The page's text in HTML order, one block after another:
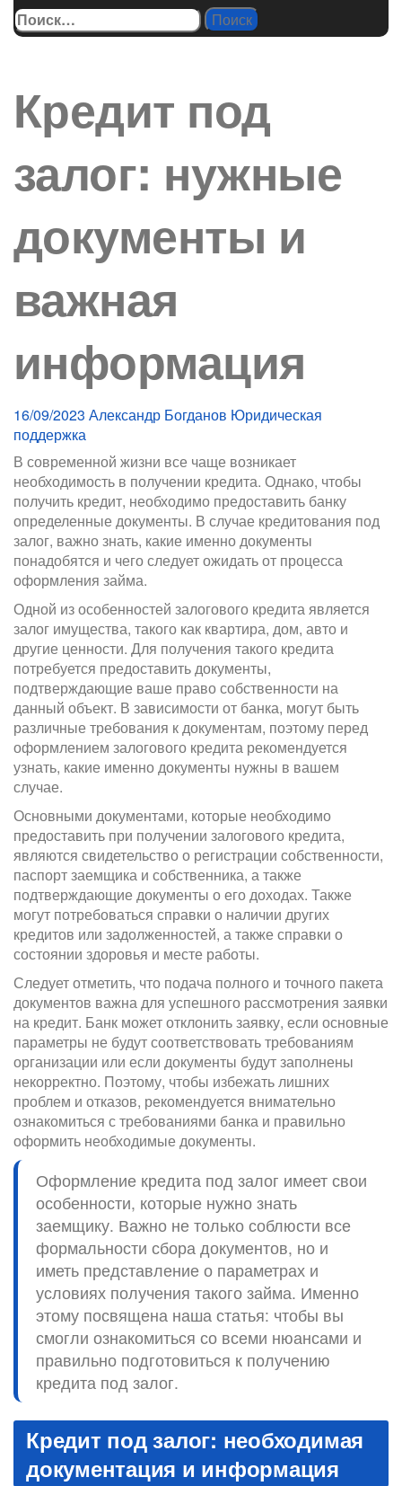
Найти:
Кредит под
залог: нужные
документы и
важная
информация
16/09/2023 Александр Богданов Юридическая
поддержка
В современной жизни все чаще возникает
необходимость в получении кредита. Однако, чтобы
получить кредит, необходимо предоставить банку
определенные документы. В случае кредитования под
залог, важно знать, какие именно документы
понадобятся и чего следует ожидать от процесса
оформления займа.
Одной из особенностей залогового кредита является
залог имущества, такого как квартира, дом, авто и
другие ценности. Для получения такого кредита
потребуется предоставить документы,
подтверждающие ваше право собственности на
данный объект. В зависимости от банка, могут быть
различные требования к документам, поэтому перед
оформлением залогового кредита рекомендуется
узнать, какие именно документы нужны в вашем
случае.
Основными документами, которые необходимо
предоставить при получении залогового кредита,
являются свидетельство о регистрации собственности,
паспорт заемщика и собственника, а также
подтверждающие документы о его доходах. Также
могут потребоваться справки о наличии других
кредитов или задолженностей, а также справки о
состоянии здоровья и месте работы.
Следует отметить, что подача полного и точного пакета
документов важна для успешного рассмотрения заявки
на кредит. Банк может отклонить заявку, если основные
параметры не будут соответствовать требованиям
организации или если документы будут заполнены
некорректно. Поэтому, чтобы избежать лишних
проблем и отказов, рекомендуется внимательно
ознакомиться с требованиями банка и правильно
оформить необходимые документы.
Оформление кредита под залог имеет свои
особенности, которые нужно знать
заемщику. Важно не только соблюсти все
формальности сбора документов, но и
иметь представление о параметрах и
условиях получения такого займа. Именно
этому посвящена наша статья: чтобы вы
смогли ознакомиться со всеми нюансами и
правильно подготовиться к получению
кредита под залог.
Кредит под залог: необходимая
документация и информация